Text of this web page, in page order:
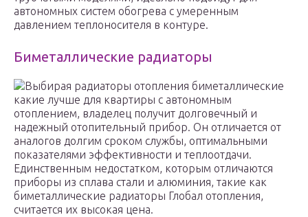
автономных систем обогрева с умеренным
давлением теплоносителя в контуре.
Биметаллические радиаторы
Выбирая радиаторы отопления биметаллические
какие лучше для квартиры с автономным
отоплением, владелец получит долговечный и
надежный отопительный прибор. Он отличается от
аналогов долгим сроком службы, оптимальными
показателями эффективности и теплоотдачи.
Единственным недостатком, которым отличаются
приборы из сплава стали и алюминия, такие как
биметаллические радиаторы Глобал отопления,
считается их высокая цена.